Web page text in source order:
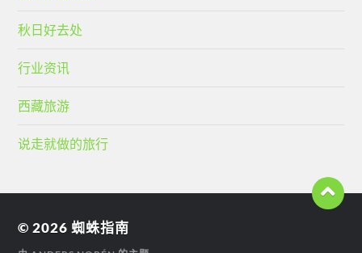
秋日好去处
行业资讯
西藏旅游
说走就做的旅行
© 2026蜘蛛指南